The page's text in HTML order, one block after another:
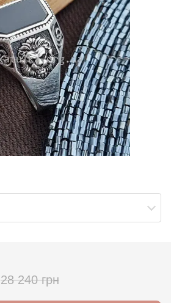
28 240 грн